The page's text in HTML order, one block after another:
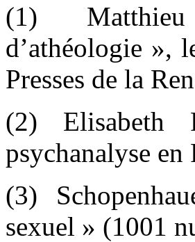
(1)
d’athéologie »,
Presses de la
(2) Elisabeth
psychanalyse en
(3)
sexuel » (1001